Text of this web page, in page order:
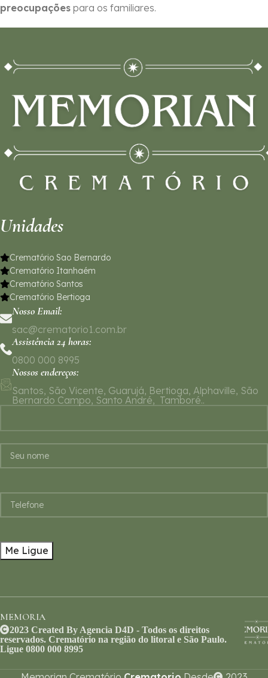
preocupações para os familiares.
Unidades
Crematório Sao Bernardo
Crematório Itanhaém
Crematório Santos
Crematório Bertioga
Nosso Email:
sac@crematorio1.com.br
Assistência 24 horas:
0800 000 8995
Nossos endereços:
Santos, São Vicente, Guarujá, Bertioga, Alphaville, São
Bernardo Campo, Santo André, Tamboré..
MEMORIA
2023 Created By Agencia D4D - Todos os direitos
reservados. Crematório na região do litoral e São Paulo.
Ligue 0800 000 8995